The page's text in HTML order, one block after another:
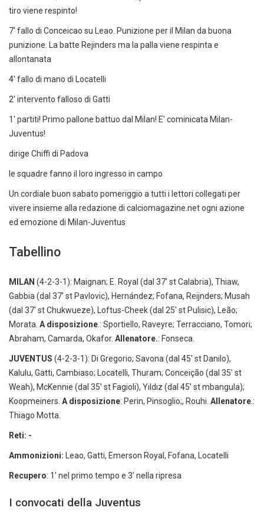
tiro viene respinto!
7' fallo di Conceicao su Leao. Punizione per il Milan da buona
punizione. La batte Rejinders ma la palla viene respinta e
allontanata
4' fallo di mano di Locatelli
2' intervento falloso di Gatti
1' partiti! Primo pallone battuo dal Milan! E' cominicata Milan-
Juventus!
dirige Chiffi di Padova
le squadre fanno il loro ingresso in campo
Un cordiale buon sabato pomeriggio a tutti i lettori collegati per
vivere insieme alla redazione di calciomagazine.net ogni azione
ed emozione di Milan-Juventus
Tabellino
MILAN (4-2-3-1): Maignan; E. Royal (dal 37' st Calabria), Thiaw,
Gabbia (dal 37' st Pavlovic), Hernández; Fofana, Reijnders; Musah
(dal 37' st Chukwueze), Loftus-Cheek (dal 25' st Pulisic), Leão;
Morata. A disposizione.: Sportiello, Raveyre; Terracciano, Tomori;
Abraham, Camarda, Okafor. Allenatore.: Fonseca.
JUVENTUS (4-2-3-1): Di Gregorio; Savona (dal 45' st Danilo),
Kalulu, Gatti, Cambiaso; Locatelli, Thuram; Conceição (dal 35' st
Weah), McKennie (dal 35' st Fagioli), Yıldız (dal 45' st mbangula);
Koopmeiners. A disposizione: Perin, Pinsoglio;, Rouhi. Allenatore.:
Thiago Motta.
Reti: -
Ammonizioni: Leao, Gatti, Emerson Royal, Fofana, Locatelli
Recupero: 1' nel primo tempo e 3' nella ripresa
I convocati della Juventus